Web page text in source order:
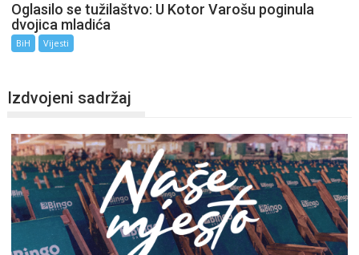
Oglasilo se tužilaštvo: U Kotor Varošu poginula
dvojica mladića
BiH Vijesti
Izdvojeni sadržaj